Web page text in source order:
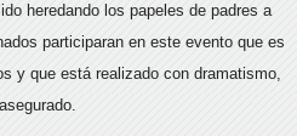
heredando los papeles de padres a
participaran en este evento que es
y que está realizado con dramatismo,